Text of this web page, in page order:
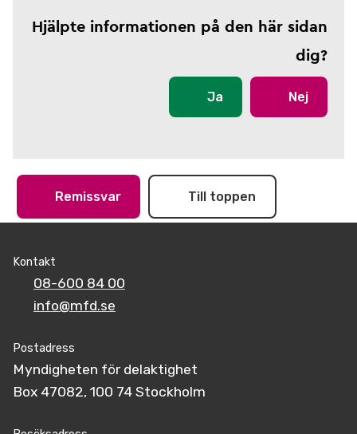
Hjälpte informationen på den här sidan
dig?
Ja Nej
Remissvar Till toppen
Kontakt
08-600 84 00
info@mfd.se
Postadress
Myndigheten för delaktighet
Box 47082, 100 74 Stockholm